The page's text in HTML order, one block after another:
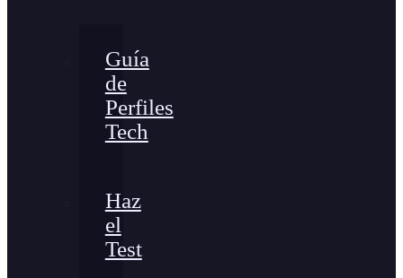
Guía
de
Perfiles
Tech
Haz
el
Test